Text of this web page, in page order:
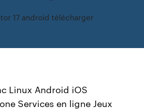
17 android télécharger
Linux Android iOS
Services en ligne Jeux